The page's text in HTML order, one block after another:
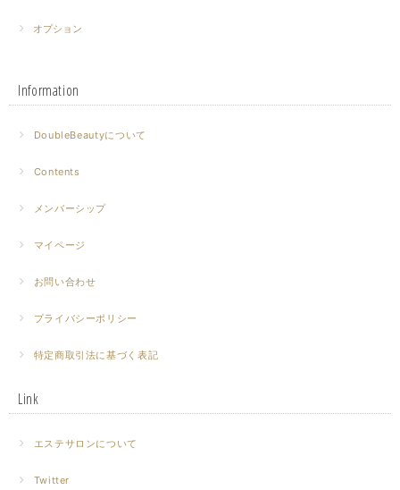
オプション
Information
DoubleBeautyについて
Contents
メンバーシップ
マイページ
お問い合わせ
プライバシーポリシー
特定商取引法に基づく表記
Link
エステサロンについて
Twitter